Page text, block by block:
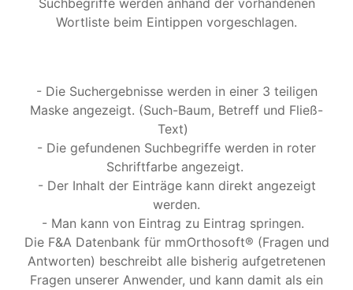
Suchbegriffe werden anhand der vorhandenen
Wortliste beim Eintippen vorgeschlagen.
- Die Suchergebnisse werden in einer 3 teiligen
Maske angezeigt. (Such-Baum, Betreff und Fließ-
Text)
- Die gefundenen Suchbegriffe werden in roter
Schriftfarbe angezeigt.
- Der Inhalt der Einträge kann direkt angezeigt
werden.
- Man kann von Eintrag zu Eintrag springen.
Die F&A Datenbank für mmOrthosoft® (Fragen und
Antworten) beschreibt alle bisherig aufgetretenen
Fragen unserer Anwender, und kann damit als ein